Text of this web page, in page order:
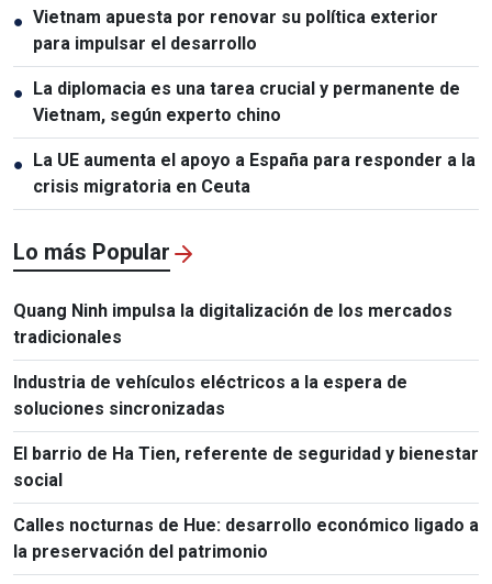
● Vietnam apuesta por renovar su política exterior
para impulsar el desarrollo
● La diplomacia es una tarea crucial y permanente de
Vietnam, según experto chino
● La UE aumenta el apoyo a España para responder a la
crisis migratoria en Ceuta
Lo más Popular
Quang Ninh impulsa la digitalización de los mercados
tradicionales
Industria de vehículos eléctricos a la espera de
soluciones sincronizadas
El barrio de Ha Tien, referente de seguridad y bienestar
social
Calles nocturnas de Hue: desarrollo económico ligado a
la preservación del patrimonio